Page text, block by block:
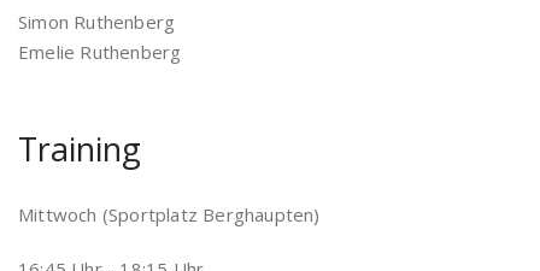
Simon Ruthenberg
Emelie Ruthenberg
Training
Mittwoch (Sportplatz Berghaupten)